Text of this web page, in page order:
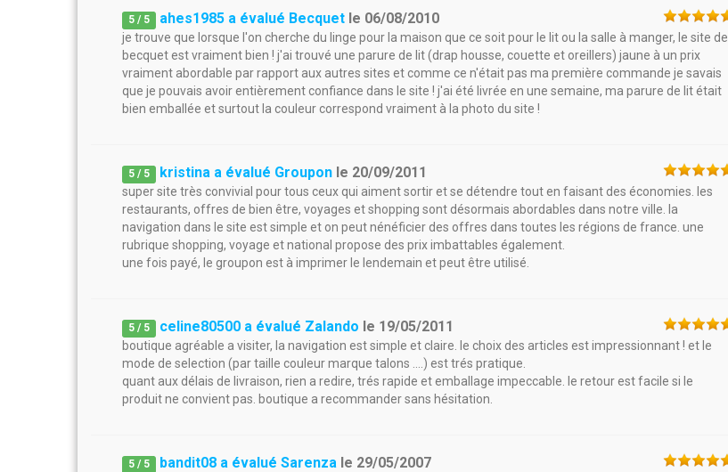
5 / 5 ahes1985 a évalué Becquet le 06/08/2010
je trouve que lorsque l'on cherche du linge pour la maison que ce soit pour le lit ou la salle à manger, le site de
becquet est vraiment bien ! j'ai trouvé une parure de lit (drap housse, couette et oreillers) jaune à un prix
vraiment abordable par rapport aux autres sites et comme ce n'était pas ma première commande je savais
que je pouvais avoir entièrement confiance dans le site ! j'ai été livrée en une semaine, ma parure de lit était
bien emballée et surtout la couleur correspond vraiment à la photo du site !
5 / 5 kristina a évalué Groupon le 20/09/2011
super site très convivial pour tous ceux qui aiment sortir et se détendre tout en faisant des économies. les
restaurants, offres de bien être, voyages et shopping sont désormais abordables dans notre ville. la
navigation dans le site est simple et on peut nénéficier des offres dans toutes les régions de france. une
rubrique shopping, voyage et national propose des prix imbattables également.
une fois payé, le groupon est à imprimer le lendemain et peut être utilisé.
5 / 5 celine80500 a évalué Zalando le 19/05/2011
boutique agréable a visiter, la navigation est simple et claire. le choix des articles est impressionnant ! et le
mode de selection (par taille couleur marque talons ....) est trés pratique.
quant aux délais de livraison, rien a redire, trés rapide et emballage impeccable. le retour est facile si le
produit ne convient pas. boutique a recommander sans hésitation.
5 / 5 bandit08 a évalué Sarenza le 29/05/2007